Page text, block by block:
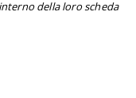
della loro scheda